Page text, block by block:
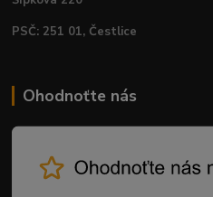
PSČ: 251 01, Čestlice
Ohodnoťte nás